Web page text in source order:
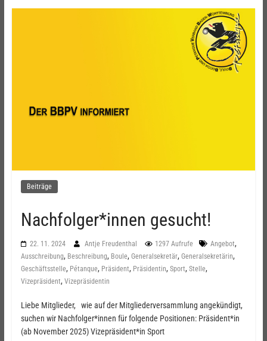
Beiträge
Nachfolger*innen gesucht!
22. 11. 2024 Antje Freudenthal 1297 Aufrufe Angebot,
Ausschreibung, Beschreibung, Boule, Generalsekretär, Generalsekretärin,
Geschäftsstelle, Pétanque, Präsident, Präsidentin, Sport, Stelle,
Vizepräsident, Vizepräsidentin
Liebe Mitglieder, wie auf der Mitgliederversammlung angekündigt,
suchen wir Nachfolger*innen für folgende Positionen: Präsident*in
(ab November 2025) Vizepräsident*in Sport